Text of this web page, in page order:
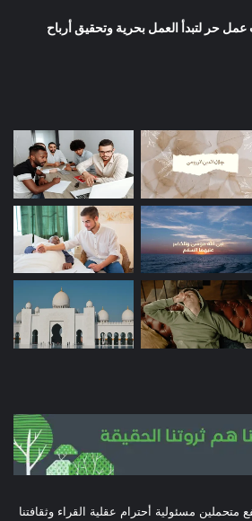
عمل حر لتبدأ العمل بحرية وتحقيق أرباح
متحملين مسئولية أحترام عقلية القراء وثقافتنا